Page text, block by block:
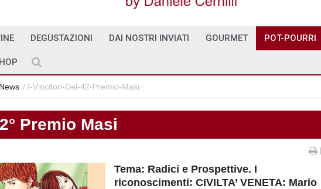
DEGUSTAZIONI DAI NOSTRI INVIATI GOURMET POT-POURRI
/ I-Vincitori-Del-42-Premio-Masi
Premio Masi
|
Tema: Radici e Prospettive. I
riconoscimenti: CIVILTA’ VENETA: Mario